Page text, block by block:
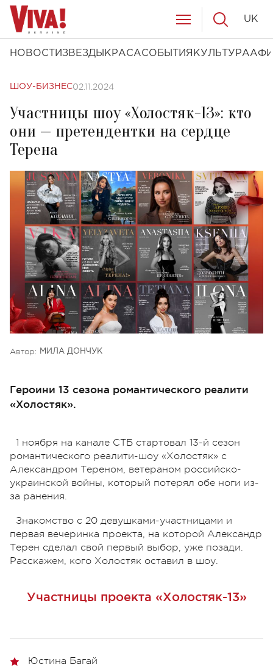
НОВОСТИ ЗВЕЗДЫ КРАСАСОБЫТИЯ КУЛЬТУРА
UK
ШОУ-БИЗНЕС02.11.2024
Участницы шоу «Холостяк-13»: кто
они — претендентки на сердце
Терена
Автор: МИЛА ДОНЧУК
Героини 13 сезона романтического реалити
«Холостяк».
1 ноября на канале СТБ стартовал 13-й сезон
романтического реалити-шоу «Холостяк» с
Александром Тереном, ветераном российско-
украинской войны, который потерял обе ноги из-
за ранения.
Знакомство с 20 девушками-участницами и
первая вечеринка проекта, на которой Александр
Терен сделал свой первый выбор, уже позади.
Расскажем, кого Холостяк оставил в шоу.
Участницы проекта «Холостяк-13»
Юстина Багай